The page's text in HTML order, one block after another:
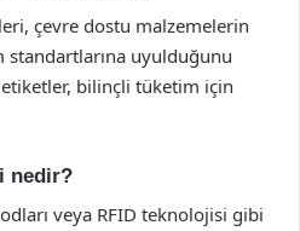
çevre dostu malzemelerin
standartlarına uyulduğunu
bilinçli tüketim için
nedir?
veya RFID teknolojisi gibi